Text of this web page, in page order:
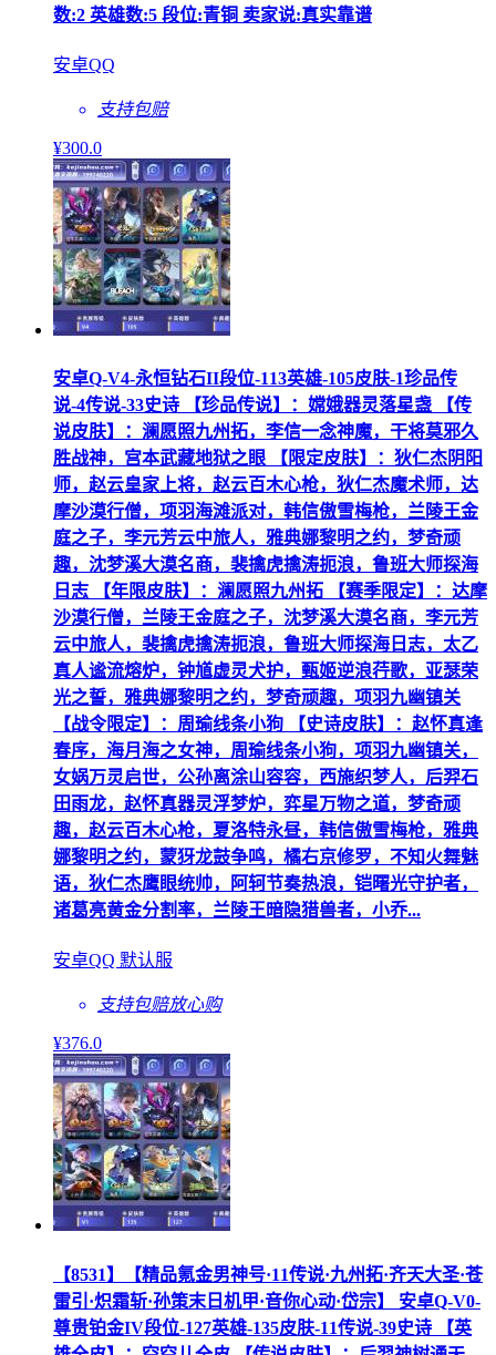
数:2 英雄数:5 段位:青铜 卖家说:真实靠谱
安卓QQ
支持包赔
¥300.0
安卓Q-V4-永恒钻石II段位-113英雄-105皮肤-1珍品传
说-4传说-33史诗 【珍品传说】：嫦娥器灵落星盏 【传
说皮肤】：澜愿照九州拓，李信一念神魔，干将莫邪久
胜战神，宫本武藏地狱之眼 【限定皮肤】：狄仁杰阴阳
师，赵云皇家上将，赵云百木心枪，狄仁杰魔术师，达
摩沙漠行僧，项羽海滩派对，韩信傲雪梅枪，兰陵王金
庭之子，李元芳云中旅人，雅典娜黎明之约，梦奇顽
趣，沈梦溪大漠名商，裴擒虎擒涛扼浪，鲁班大师探海
日志 【年限皮肤】：澜愿照九州拓 【赛季限定】：达摩
沙漠行僧，兰陵王金庭之子，沈梦溪大漠名商，李元芳
云中旅人，裴擒虎擒涛扼浪，鲁班大师探海日志，太乙
真人谧流熔炉，钟馗虚灵犬护，甄姬逆浪荇歌，亚瑟荣
光之誓，雅典娜黎明之约，梦奇顽趣，项羽九幽镇关
【战令限定】：周瑜线条小狗 【史诗皮肤】：赵怀真逢
春序，海月海之女神，周瑜线条小狗，项羽九幽镇关，
女娲万灵启世，公孙离涂山容容，西施织梦人，后羿石
田雨龙，赵怀真器灵浮梦炉，弈星万物之道，梦奇顽
趣，赵云百木心枪，夏洛特永昼，韩信傲雪梅枪，雅典
娜黎明之约，蒙犽龙鼓争鸣，橘右京修罗，不知火舞魅
语，狄仁杰鹰眼统帅，阿轲节奏热浪，铠曙光守护者，
诸葛亮黄金分割率，兰陵王暗隐猎兽者，小乔...
安卓QQ 默认服
支持包赔放心购
¥376.0
【8531】【精品氪金男神号·11传说·九州拓·齐天大圣·苍
雷引·炽霜斩·孙策末日机甲·音你心动·岱宗】 安卓Q-V0-
尊贵铂金IV段位-127英雄-135皮肤-11传说-39史诗 【英